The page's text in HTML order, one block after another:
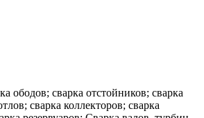
ободов; сварка отстойников; сварка
сварка коллекторов; сварка